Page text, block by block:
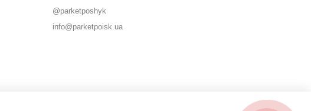
@parketposhyk
info@parketpoisk.ua